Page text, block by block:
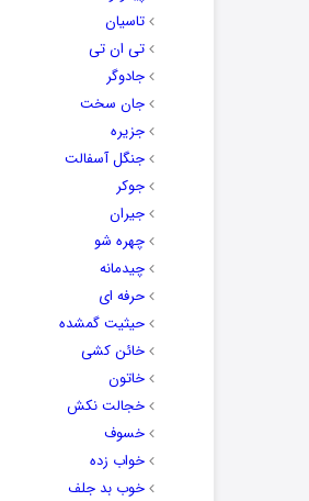
تاسیان
تی ان تی
جادوگر
جان سخت
جزیره
جنگل آسفالت
جوکر
جیران
چهره شو
چیدمانه
حرفه ای
حیثیت گمشده
خائن کشی
خاتون
خجالت نکش
خسوف
خواب زده
خوب بد جلف